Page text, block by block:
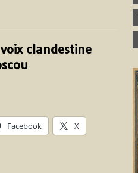
clandestine
Facebook X